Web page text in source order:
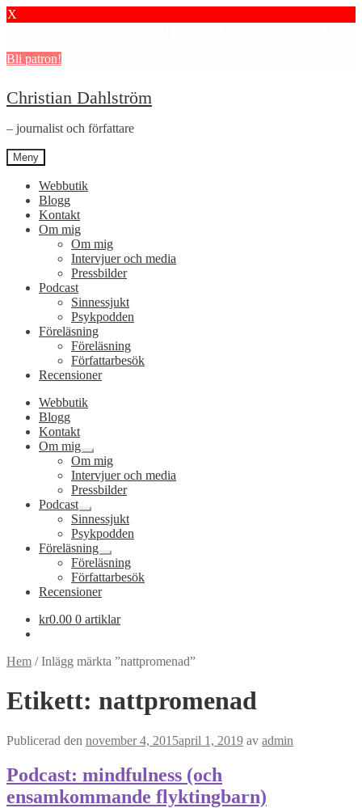
X
Bli patron!
Hoppa
till
navigering
Hoppa
till
innehåll
Christian Dahlström
– journalist och författare
Meny
Webbutik
Blogg
Kontakt
Om mig
Om mig
Intervjuer och media
Pressbilder
Podcast
Sinnessjukt
Psykpodden
Föreläsning
Föreläsning
Författarbesök
Recensioner
Webbutik
Blogg
Kontakt
Om mig
Expandera
undermeny
Om mig
Intervjuer och media
Pressbilder
Podcast
Expandera
undermeny
Sinnessjukt
Psykpodden
Föreläsning
Expandera
undermeny
Föreläsning
Författarbesök
Recensioner
kr0.00 0 artiklar
Hem /Inlägg märkta ”nattpromenad”
Etikett: nattpromenad
Publicerad den november 4, 2015april 1, 2019 av admin
Podcast: mindfulness (och
ensamkommande flyktingbarn)